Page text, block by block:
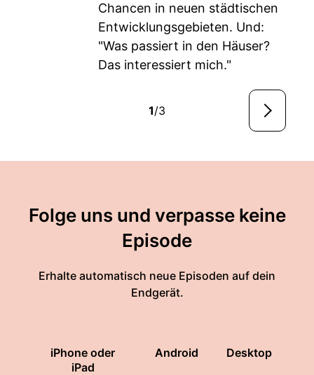
Chancen in neuen städtischen
Entwicklungsgebieten. Und:
"Was passiert in den Häuser?
Das interessiert mich."
1/3
Folge uns und verpasse keine
Episode
Erhalte automatisch neue Episoden auf dein
Endgerät.
iPhone oder
iPad
Android Desktop